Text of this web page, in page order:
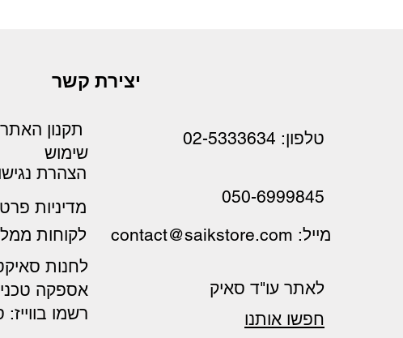
יצירת קשר
050-6999845
טלפון: 02-5333634
מייל: contact@saikstore.com
תקנון
שימוש
הצהרת
מדיניות
לקוחות
לאתר עו"ד סאיק
חפשו אותנו
לחנות
אספקה
רשמו